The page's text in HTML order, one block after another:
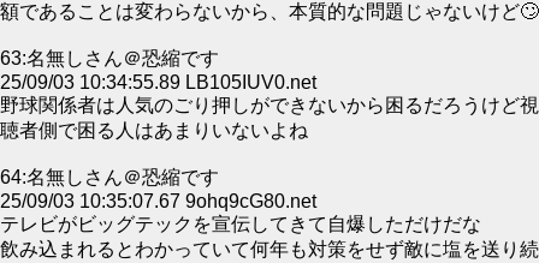
額であることは変わらないから、本質的な問題じゃないけど🙄
63:名無しさん＠恐縮です
25/09/03 10:34:55.89 LB105IUV0.net
野球関係者は人気のごり押しができないから困るだろうけど視
聴者側で困る人はあまりいないよね
64:名無しさん＠恐縮です
25/09/03 10:35:07.67 9ohq9cG80.net
テレビがビッグテックを宣伝してきて自爆しただけだな
飲み込まれるとわかっていて何年も対策をせず敵に塩を送り続